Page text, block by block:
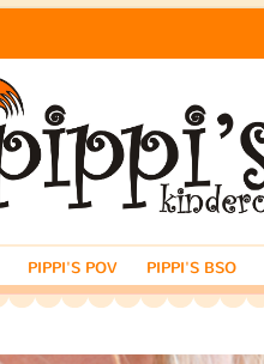
PIPPI'S POV PIPPI'S BSO